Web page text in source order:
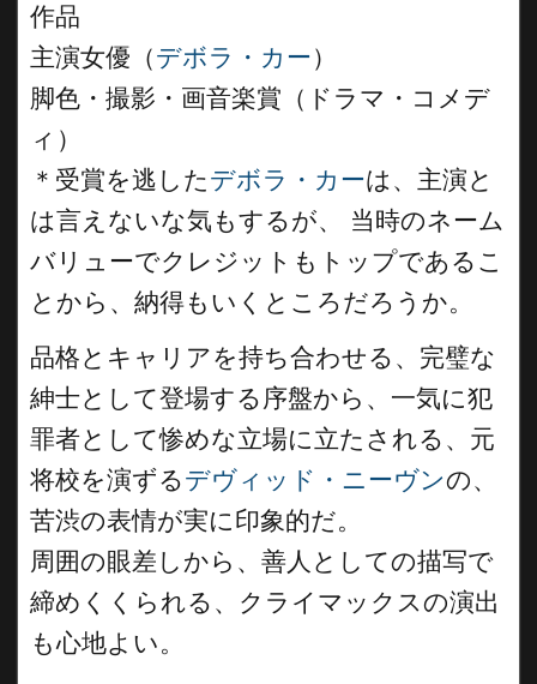
作品
主演女優（デボラ・カー）
脚色・撮影・画音楽賞（ドラマ・コメデ
ィ）
＊受賞を逃したデボラ・カーは、主演と
は言えないな気もするが、 当時のネーム
バリューでクレジットもトップであるこ
とから、納得もいくところだろうか。
品格とキャリアを持ち合わせる、完璧な
紳士として登場する序盤から、一気に犯
罪者として惨めな立場に立たされる、元
将校を演ずるデヴィッド・ニーヴンの、
苦渋の表情が実に印象的だ。
周囲の眼差しから、善人としての描写で
締めくくられる、クライマックスの演出
も心地よい。